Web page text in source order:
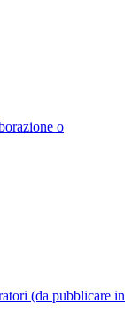
o
(da pubblicare in